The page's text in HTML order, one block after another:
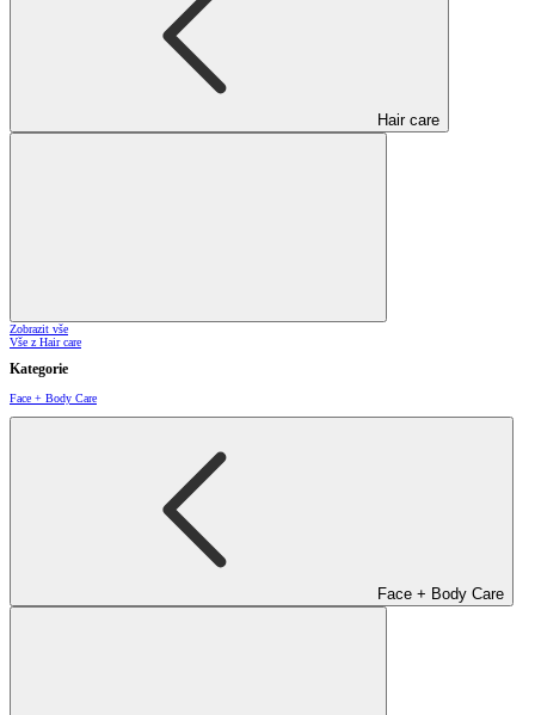
Hair care
Zobrazit vše
Vše z Hair care
Kategorie
Face + Body Care
Face + Body Care